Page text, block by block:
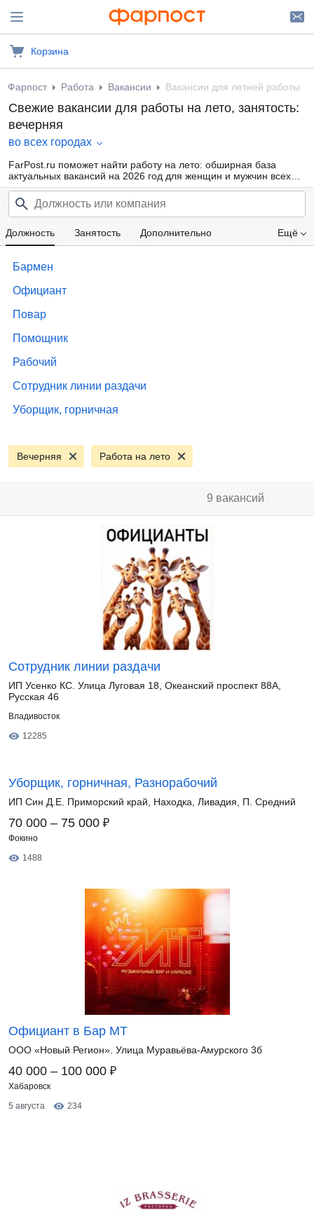
Корзина
Фарпост Работа Вакансии Вакансии для летней работы
Свежие вакансии для работы на лето, занятость:
вечерняя
во всех городах
FarPost.ru поможет найти работу на лето: обширная база
актуальных вакансий на 2026 год для женщин и мужчин всех
возрастов от прямых работодателей и кадровых агентств.
Воспользуйтесь удобной фильтрацией по профессиональным
областям, должности, типу занятости и другим параметрам или
внутренним поиском по сайту — так намного проще найти то,
что подходит именно Вам.
Ещё
Должность Занятость Дополнительно
Образование
Бармен
Официант
Повар
Помощник
Рабочий
Сотрудник линии раздачи
Уборщик, горничная
Вечерняя Работа на лето
9 вакансий
Сотрудник линии раздачи
ИП Усенко КС. Улица Луговая 18, Океанский проспект 88А,
Русская 46
Владивосток
12285
Уборщик, горничная, Разнорабочий
ИП Син Д.Е. Приморский край, Находка, Ливадия, П. Средний
70 000 – 75 000 ₽
Фокино
1488
Официант в Бар МТ
ООО «Новый Регион». Улица Муравьёва-Амурского 3б
40 000 – 100 000 ₽
Хабаровск
5 августа
234